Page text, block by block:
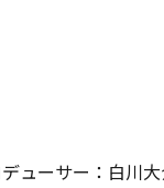
ューサー：白川